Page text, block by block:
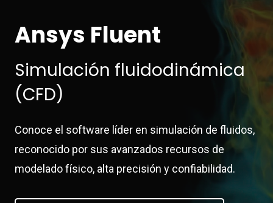
Ansys Fluent
Simulación fluidodinámica
(CFD)
Conoce el software líder en simulación de fluidos,
reconocido por sus avanzados recursos de
modelado físico, alta precisión y confiabilidad.